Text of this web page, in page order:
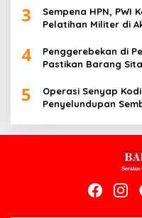
3
Sempena HPN, PWI
Pelatihan Militer di
4
Penggerebekan di
Pastikan Barang
5
Operasi Senyap
Penyelundupan